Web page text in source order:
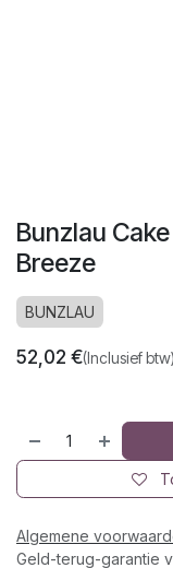
Bunzlau
Breeze
BUNZLAU
52,02 €(Inclusief btw)
Algemene
Geld-terug-garantie